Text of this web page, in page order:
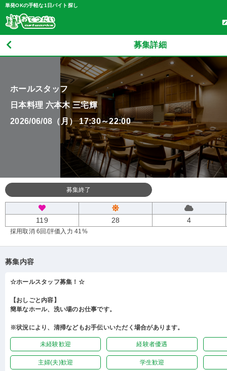
単発OKの手軽な1日バイト探し
募集詳細
ホールスタッフ
日本料理 六本木 三宅輝
2026/06/08（月） 17:30～22:00
募集終了
119 28 4
採用取消 6回 /評価入力 41%
募集内容
☆ホールスタッフ募集！☆
【おしごと内容】
簡単なホール、洗い場のお仕事です。
※状況により、清掃などもお手伝いいただく場合があります。
未経験歓迎 経験者優遇
主婦(夫)歓迎 学生歓迎